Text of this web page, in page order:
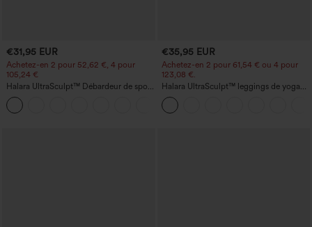
€31,95 EUR
Achetez-en 2 pour 52,62 €, 4 pour
105,24 €
Halara UltraSculpt™ Débardeur de sport
à col rond et ourlet arrondi
€35,95 EUR
Achetez-en 2 pour 61,54 € ou 4 pour
123,08 €.
Halara UltraSculpt™ leggings de yoga
taille haute, gainants avec contrôle du
ventre, coupe bootcut, à poches